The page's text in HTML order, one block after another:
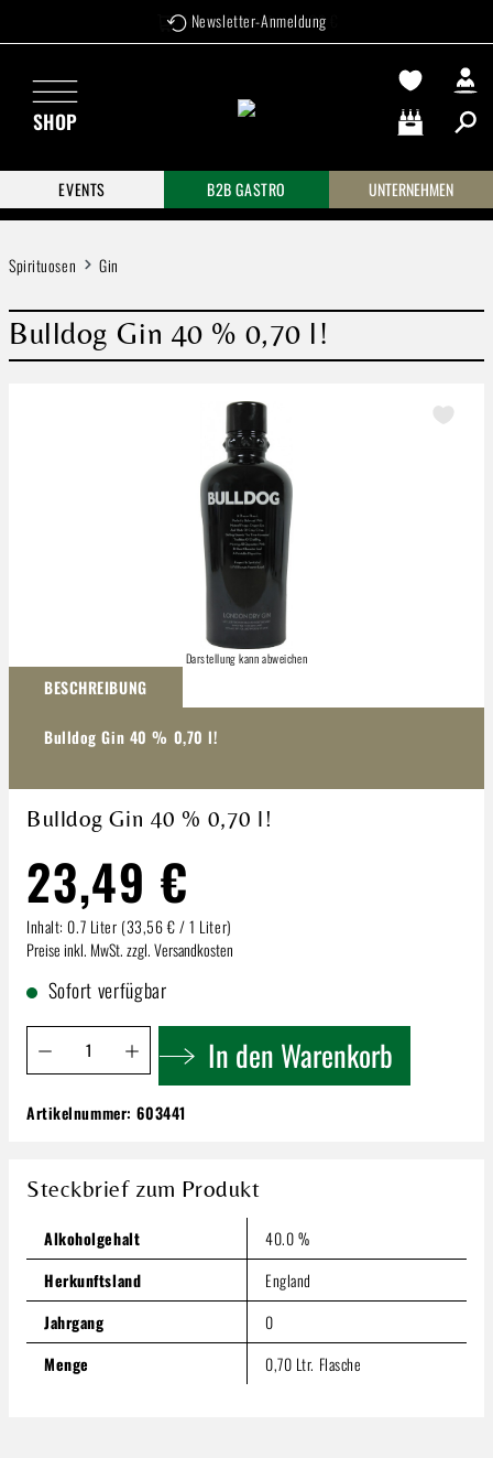
Zum Hauptinhalt springenVersandkostenfrei ab 99 €
Newsletter-Anmeldung
SHOP
Warenkorb
EVENTS
B2B GASTRO UNTERNEHMEN
Spirituosen Gin
Bulldog Gin 40 % 0,70 l!
Darstellung kann abweichen
BESCHREIBUNG
Bulldog Gin 40 % 0,70 l!
Bulldog Gin 40 % 0,70 l!
23,49 €
Inhalt: 0.7 Liter (33,56 € / 1 Liter)
Preise inkl. MwSt. zzgl. Versandkosten
Sofort verfügbar
Produkt Anzahl: Gib den gewünschten Wert ein oder
In den Warenkorb
Bulldog Gin 40 % 0,70 l!
Inhalt:0.7 Liter (33,56 € / 1 Liter)
Produkt Anzahl: Gib den gewünschten Wert ein oder
In den Warenkorb
Artikelnummer:603441
Steckbrief zum Produkt
Alkoholgehalt
40.0 %
Herkunftsland
England
Jahrgang
0
Menge
0,70 Ltr. Flasche